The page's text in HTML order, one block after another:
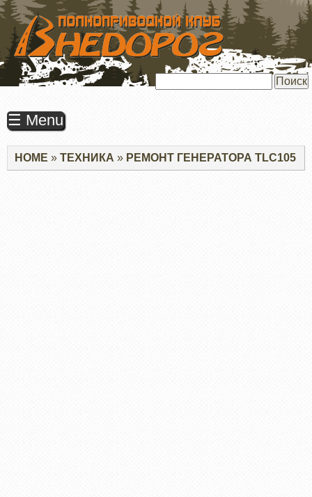
ПЕРЕЙТИ
ОСНОВНОМУ
СОДЕРЖАНИЮ
☰ Menu
Строка
навигации
HOME ТЕХНИКА РЕМОНТ ГЕНЕРАТОРА TLC105